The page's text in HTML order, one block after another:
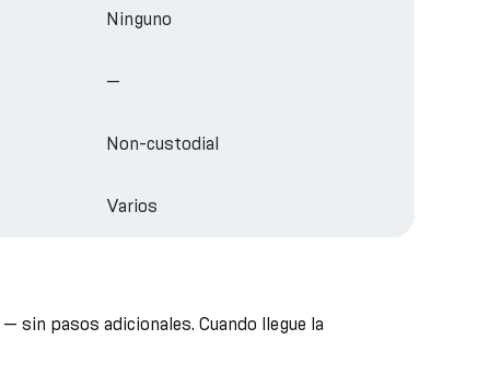
Ninguno
—
Non-custodial
Varios
sin pasos adicionales. Cuando llegue la